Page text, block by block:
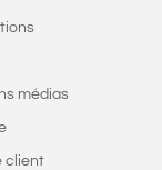
médias
client